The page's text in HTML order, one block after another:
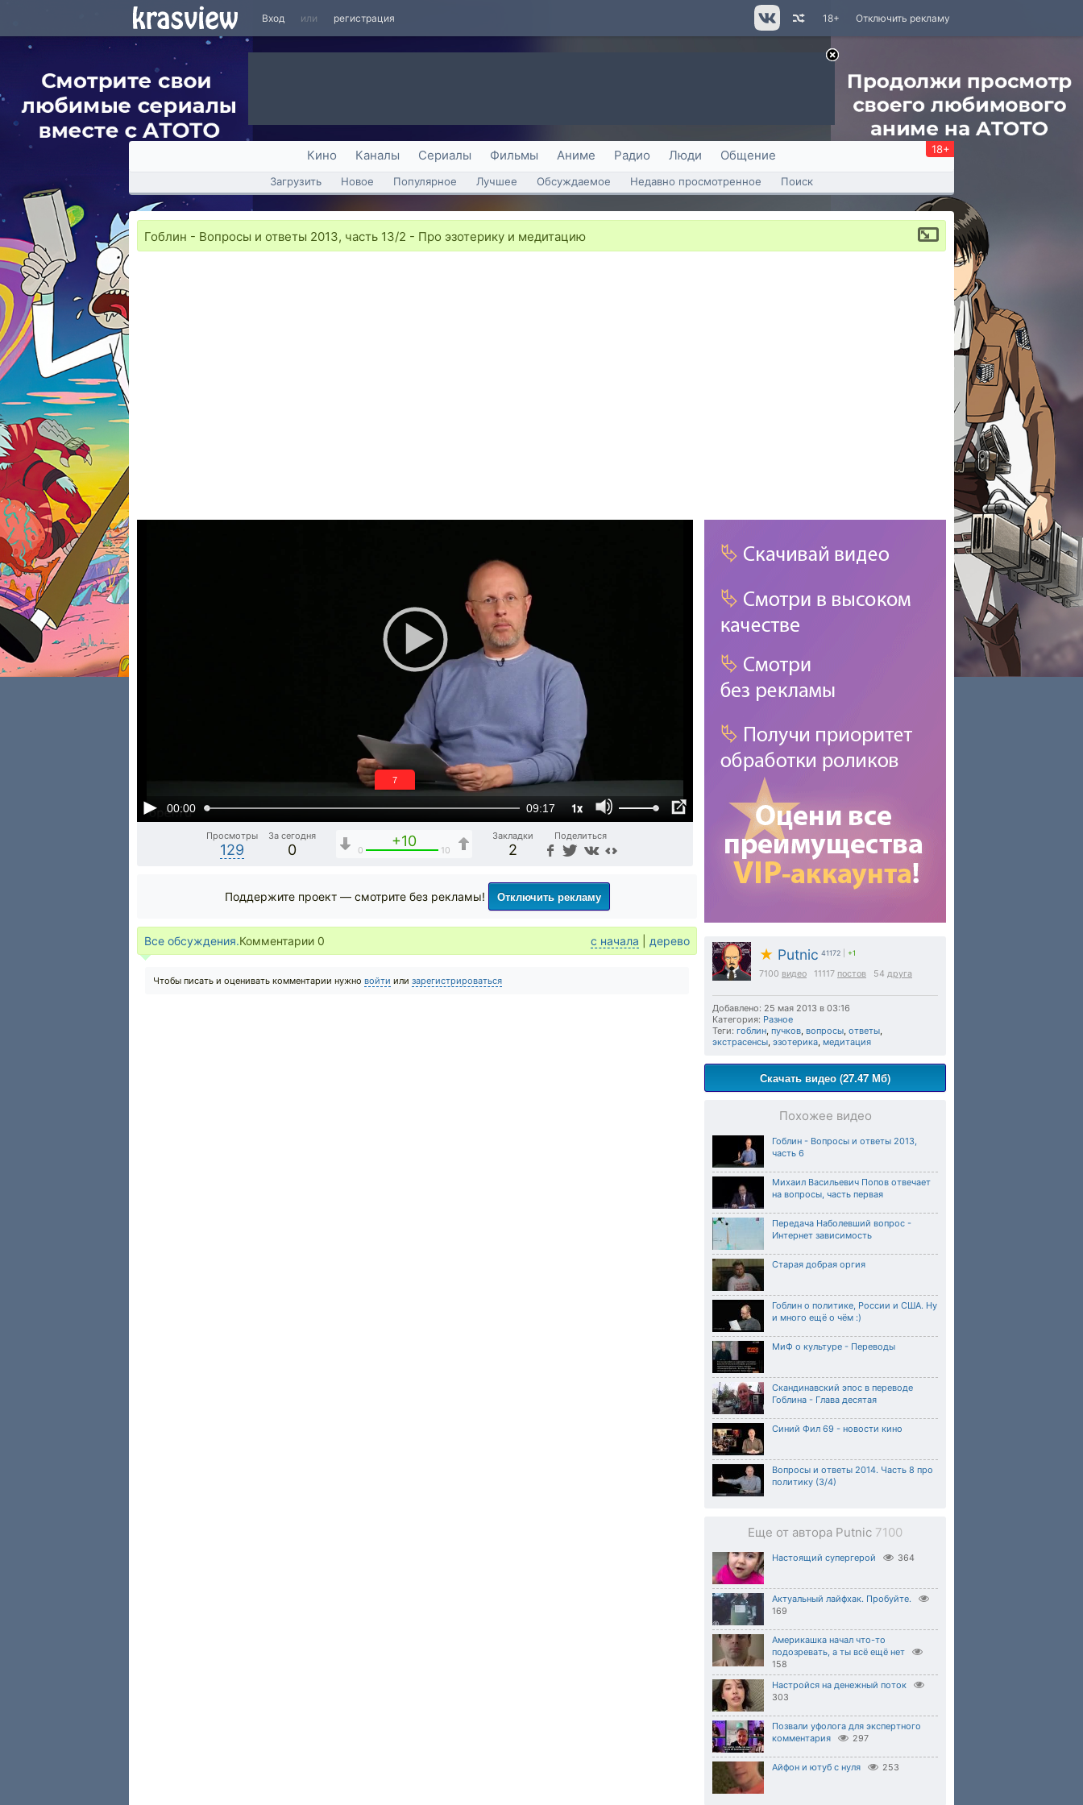
Вход или регистрация Отключить рекламу
18+
Кино Каналы Сериалы Фильмы Аниме Радио Люди Общение 18+
Загрузить Новое Популярное Лучшее Обсуждаемое Недавно просмотренное Поиск
Гоблин - Вопросы и ответы 2013, часть 13/2 - Про эзотерику и медитацию
00:00 09:17 1x
6
Просмотры
129
За сегодня
0
+10
0 10
Закладки
2
Поделиться
★ Putnic 41172 +1
7100 видео 11117 постов 54 друга
Добавлено: 25 мая 2013 в 03:16
Категория: Разное
Теги: гоблин, пучков, вопросы, ответы,
экстрасенсы, эзотерика, медитация
Скачать видео (27.47 Мб)
Похожее видео
Гоблин - Вопросы и ответы 2013,
часть 6
Михаил Васильевич Попов отвечает
на вопросы, часть первая
Передача Наболевший вопрос -
Интернет зависимость
Старая добрая оргия
Гоблин о политике, России и США. Ну
и много ещё о чём :)
МиФ о культуре - Переводы
Скандинавский эпос в переводе
Гоблина - Глава десятая
Синий Фил 69 - новости кино
Вопросы и ответы 2014. Часть 8 про
политику (3/4)
Еще от автора Putnic 7100
Настоящий супергерой 364
Актуальный лайфхак. Пробуйте.
169
Америкашка начал что-то
подозревать, а ты всё ещё нет
158
Настройся на денежный поток
303
Позвали уфолога для экспертного
комментария
297
Айфон и ютуб с нуля 253
Поддержите проект — смотрите без рекламы! Отключить рекламу
Все обсуждения.Комментарии 0 с начала дерево
Чтобы писать и оценивать комментарии нужно войти или зарегистрироваться